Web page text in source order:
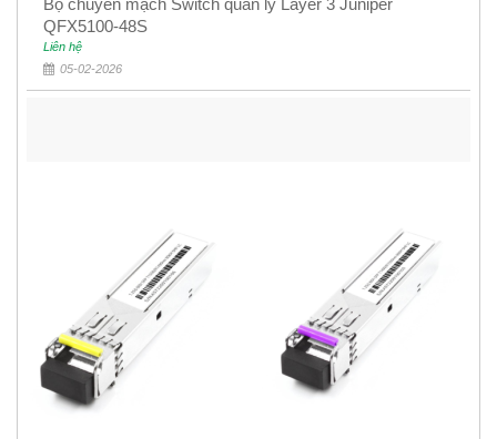
Bộ chuyển mạch Switch quản lý Layer 3 Juniper
QFX5100-48S
Liên hệ
05-02-2026